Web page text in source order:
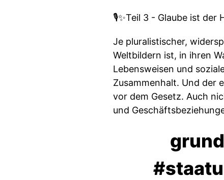
🎙️✨Teil 3 - Glaube ist der
Je pluralistischer,
Weltbildern ist, in ihren
Lebensweisen und
Zusammenhalt. Und der
vor dem Gesetz. Auch
und